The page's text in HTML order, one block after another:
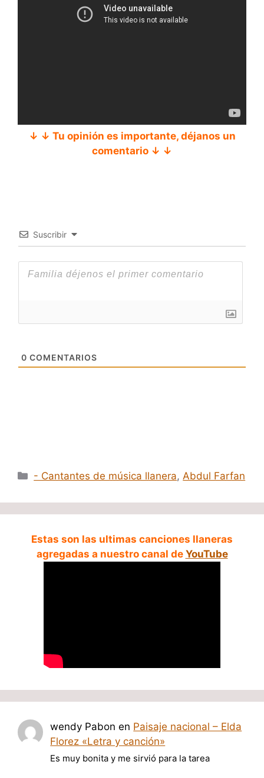
↓ ↓ Tu opinión es importante, déjanos un
comentario ↓ ↓
Suscribir
0 COMENTARIOS
Categorías
- Cantantes de música llanera,Abdul Farfan
Estas son las ultimas canciones llaneras
agregadas a nuestro canal de YouTube
wendy Pabon en Paisaje nacional – Elda
Florez «Letra y canción»
Es muy bonita y me sirvió para la tarea